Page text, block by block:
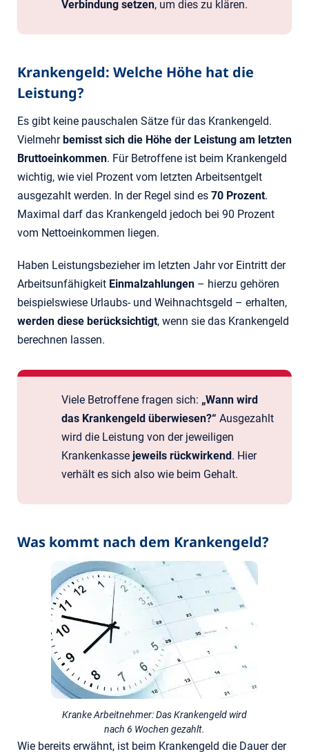
Verbindung setzen, um dies zu klären.
Krankengeld: Welche Höhe hat die
Leistung?
Es gibt keine pauschalen Sätze für das Krankengeld.
Vielmehrbemisst sich die Höhe der Leistung am letzten
Bruttoeinkommen. Für Betroffene ist beim Krankengeld
wichtig, wie viel Prozent vom letzten Arbeitsentgelt
ausgezahlt werden. In der Regel sind es 70 Prozent.
Maximal darf das Krankengeld jedoch bei 90 Prozent
vom Nettoeinkommen liegen.
Haben Leistungsbezieher im letzten Jahr vor Eintritt der
Arbeitsunfähigkeit Einmalzahlungen – hierzu gehören
beispielswiese Urlaubs- und Weihnachtsgeld – erhalten,
werden diese berücksichtigt, wenn sie das Krankengeld
berechnen lassen.
Viele Betroffene fragen sich: „Wann wird
das Krankengeld überwiesen?“ Ausgezahlt
wird die Leistung von der jeweiligen
Krankenkasse jeweils rückwirkend. Hier
verhält es sich also wie beim Gehalt.
Was kommt nach dem Krankengeld?
Kranke Arbeitnehmer: Das Krankengeld wird
nach 6 Wochen gezahlt.
Wie bereits erwähnt, ist beim Krankengeld die Dauer der